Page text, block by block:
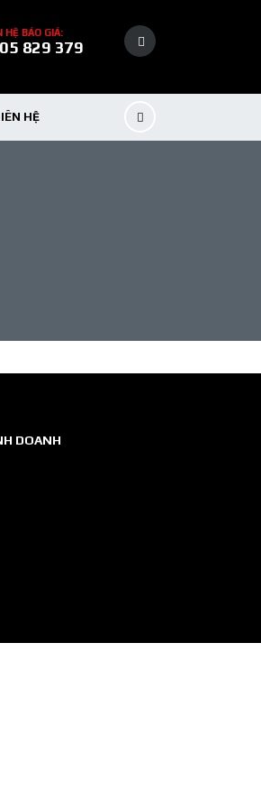
HỆ BÁO GIÁ:
829 379
HỆ
DOANH